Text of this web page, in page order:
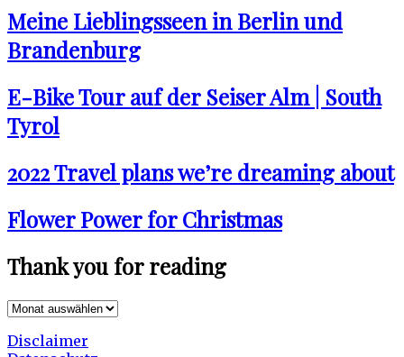
Meine Lieblingsseen in Berlin und
Brandenburg
E-Bike Tour auf der Seiser Alm | South
Tyrol
2022 Travel plans we’re dreaming about
Flower Power for Christmas
Thank you for reading
Thank
for
Disclaimer